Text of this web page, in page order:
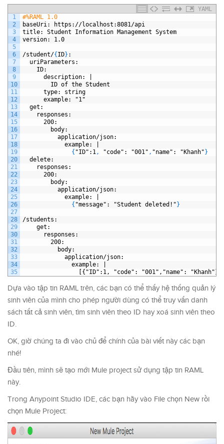
YAML
1
2
3
4
5
6
7
8
9
10
11
12
13
14
15
16
17
18
19
20
21
22
23
24
25
26
27
28
29
30
31
32
33
34
35
#%RAML 1.0
baseUri : https ://localhost :8081/api
title: Student Information Management System
version: 1.0
/student/{ID} :
uriParameters :
ID:
description: |
ID of the Student
type: string
example: "1"
get :
responses :
200:
body:
application/json:
example: |
{ "ID" :1 , "code" : "001" , "name" : "Khanh"}
delete:
responses :
200:
body:
application/json:
example: |
{ "message" : "Student deleted!"}
/students :
get :
responses :
200:
body:
application/json:
example: |
[{"ID":1, "code": "001","name":
Dựa vào tập tin RAML trên, các bạn có thể thấy hệ thống quản lý
sinh viên của mình cho phép người dùng có thể truy vấn danh
sách tất cả sinh viên, tìm sinh viên theo ID hay xoá sinh viên theo
ID.
OK, giờ chúng ta đi vào chủ để chính của bài viết này các bạn
nhé!
Đầu tiên, mình sẽ tạo mới Mule project sử dụng tập tin RAML
này.
Trong Anypoint Studio IDE, các bạn hãy vào File chọn New rồi
chọn Mule Project: